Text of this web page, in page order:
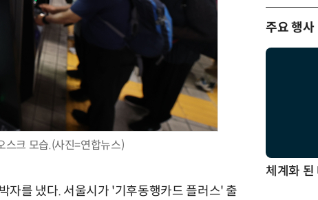
스크 모습.(사진=연합뉴스)
자를 냈다. 서울시가 '기후동행카드 플러스' 출
주요 행사